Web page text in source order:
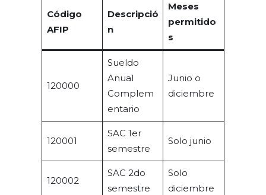
Código
AFIP
Descripció
n
Meses
permitido
s
120000
Sueldo
Anual
Complem
entario
Junio o
diciembre
120001
SAC 1er
semestre
Solo junio
120002
SAC 2do
semestre
Solo
diciembre